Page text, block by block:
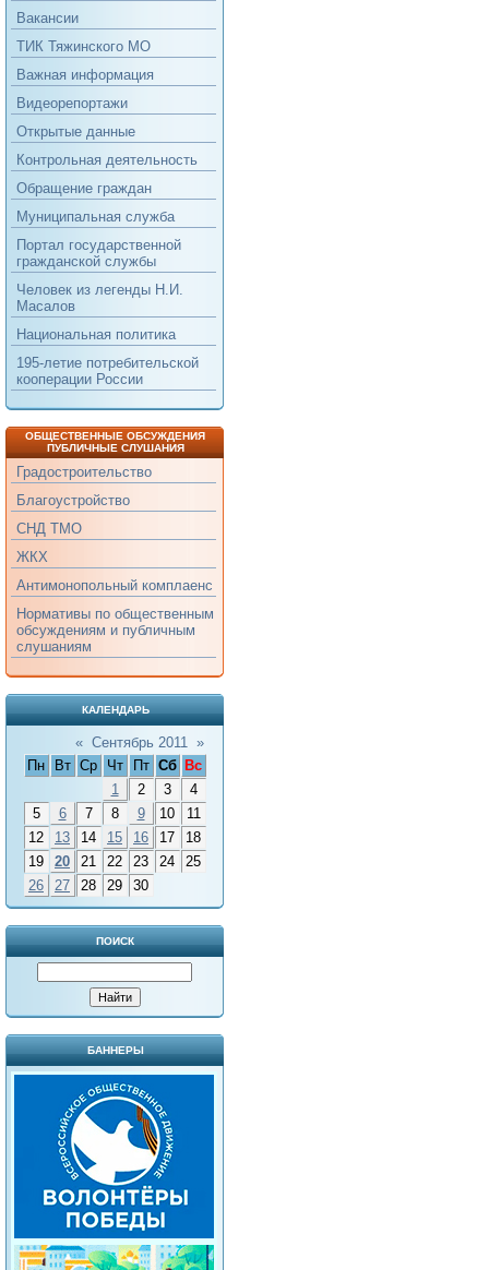
Вакансии
ТИК Тяжинского МО
Важная информация
Видеорепортажи
Открытые данные
Контрольная деятельность
Обращение граждан
Муниципальная служба
Портал государственной
гражданской службы
Человек из легенды Н.И.
Масалов
Национальная политика
195-летие потребительской
кооперации России
ОБЩЕСТВЕННЫЕ ОБСУЖДЕНИЯ
ПУБЛИЧНЫЕ СЛУШАНИЯ
Градостроительство
Благоустройство
СНД ТМО
ЖКХ
Антимонопольный комплаенс
Нормативы по общественным
обсуждениям и публичным
слушаниям
КАЛЕНДАРЬ
« Сентябрь 2011 »
Пн
Вт Ср Чт Пт Сб
Вс
1
2 3
4
5
6 7 8 9 10
11
12
13 14 15 16 17
18
19
20 21 22 23 24
25
26
27 28 29 30
ПОИСК
БАННЕРЫ